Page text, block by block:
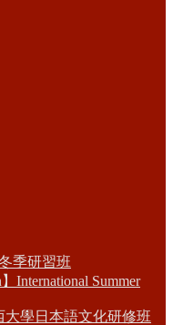
季研習班
International Summer
大學日本語文化研修班